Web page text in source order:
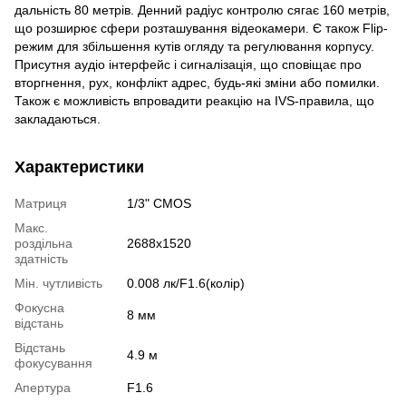
дальність 80 метрів. Денний радіус контролю сягає 160 метрів,
що розширює сфери розташування відеокамери. Є також Flip-
режим для збільшення кутів огляду та регулювання корпусу.
Присутня аудіо інтерфейс і сигналізація, що сповіщає про
вторгнення, рух, конфлікт адрес, будь-які зміни або помилки.
Також є можливість впровадити реакцію на IVS-правила, що
закладаються.
Характеристики
Матриця
1/3" CMOS
Макс.
роздільна
здатність
2688х1520
Мін. чутливість
0.008 лк/F1.6(колір)
Фокусна
відстань
8 мм
Відстань
фокусування
4.9 м
Апертура
F1.6